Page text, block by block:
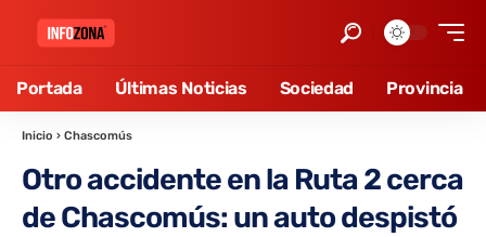
Portada Últimas Noticias Sociedad Provincia
Inicio › Chascomús
Otro accidente en la Ruta 2 cerca
de Chascomús: un auto despistó